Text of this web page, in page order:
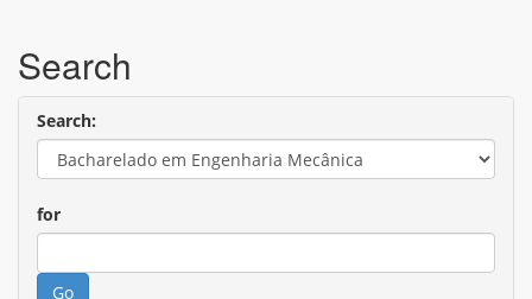
Search
Search:
for